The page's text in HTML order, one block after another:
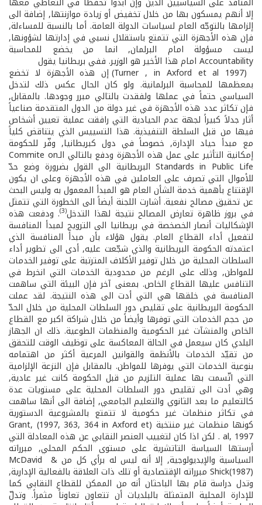
إلا أنهم يمسكون بها من خلال تخفيض أو زيادة موازنتها, إضافة الى
إلزامها بالتوجّه العام لسياسات الدولة العامة. أما بالنسبة للمساءلة,
فإن هذه الأجهزة التي تتمتع باستقلال نسبي في إدارتها لشؤونها,
ليست مسؤولة امام البرلمان, انما من يخضع للمحاسبة
Accountability امام هذا الأخير هو الوزير. ففي بريطانيا يقول
(Turner , in Axford et al 1997) إن هذه الأجهزة لا تخضع
بمعظمها للمحاسبة البرلمانية. ولو كان الحال عكس ذلك لتدخل
السياسي حتماً في عملها ولفقدت بالتالي مبرر وجودها. بالمقابل,
فإن تكاثر عدد هذه الأجهزة في غير دولة من الدول المتقدمة صناعياً
أثار جدلاً كبيراً لجهة عدم الحيادية التي رافقت عملية تعيين أشخاص
فيها من قبل السلطة التنفيذية. هذا التسييس الذي يتناقض كلياً
مع مبدأ حياد الإدارة, خصوصاً في دول كبريطانيا, وفّر للحكومة
إمكانية التأثير على عمل هذه الأجهزة ودفع بالتالي الـCommite on
Standards in Public Life البريطانية الى القول بضرورة وضع حدّ
للأموال التي تصرف على العاملين في هذه الأجهزة وعلى ان يكون
الإقتناع بأهمية خدمة الشأن العام هو المبدأ المعمول به وليس البحث
عن تحقيق مصالح نفعية. أشارت اللجنة أيضاً الى الخطورة التي تتمثل
في بروز ظاهرة تعارض المصالح نتيجة لهذا التدخل(3) . ودفعت هذه
الإشكاليات أنصار الخصخصة في بريطانيا الى الترويج لمبدأ المنافسة
لتفعيل أداء القطاع العام. يقول هؤلاء بأن مبدأ المنافسة الذي
اعتمدته الحكومة البريطانية والذي شجّعت عليه, أدى الى تطوير أداء
السلطات المحلية من خلال توفير الأكلاف المترتبة على توفير الخدمات
للمواطن, وذلك على الرغم من محدودية الخدمات التي انخرط في
التنافس عليها القطاع الخاص. بمعنى آخر فإن البيئة التي ساهمت
المنافسة في خلقها هي التي أدت الى هذه النتيجة. لقد عملت
الحكومة البريطانية على تقليص دور السلطات المحلية من خلال الحدّ
من حجم الخدمات التي توفرها وأيضاً من خلال شراكة اكبر مع القطاع
الخاص والمنشآت غير الحكومية والمنظمات الطوعية. ذلك ان الجهاز
البلدي كان سيعمل في الحالة المعاكسة على توظيف الوقت للتحقق
من تقيّد الخدمات بالأنظمة والقوانين المرعية أكثر من اهتمامه
بنوعية الخدمات التي يوفرها للمواطن. بالمقابل فإن النزعة الإلزامية
التي اتّسمت بها عملية التلزيم من قبل الحكومة كانت غير عادية,
وهي أدت الى تقليص دور السلطات المحلية على مستويات عدة
كالتعليم ما بعد الثانوي والتعليم الجامعي, إضافة الى أنها ساهمت
في تكاثر منظمات غير حكومية لا تتمتع بالمشروعية الدستورية
كونها منظمات غير منتخبة (Grant, (1997, 363, 364 in Axford et
al, 1997 . لكن اذا كان لتغييب العنصر النقابي عن هذه المعادلة التي
أرستها السياسة التاتشرية على مستوى الحكم المحلي, مبرراته
السياسية والإيديولوجية, إلا أنه ليس له برأي كل من & McDavid
Shick(1987) مبرراته الإقتصادية أو تلك ذات العلاقة بالفعالية الإدارية,
وتدل دراسة قام بها الباحثان أنه من الممكن للقطاع النقابي كما
للإدارة المحلية المتمثلة بالبلديات أن تتعاون تعاوناً مثمراً. وتدلّ